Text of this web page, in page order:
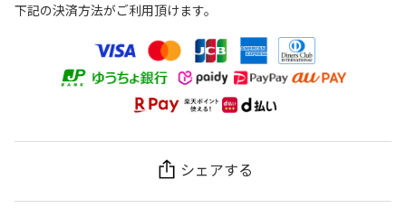
下記の決済方法がご利用頂けます。
シェアする